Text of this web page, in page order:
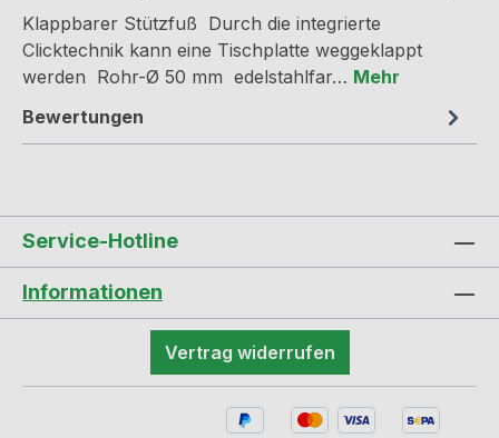
Klappbarer Stützfuß Durch die integrierte
Clicktechnik kann eine Tischplatte weggeklappt
werden Rohr-Ø 50 mm edelstahlfar… Mehr
Bewertungen
Service-Hotline
Informationen
Vertrag widerrufen